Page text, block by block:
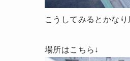
こうしてみるとかなり
場所はこちら↓